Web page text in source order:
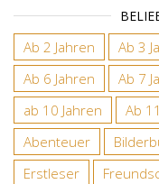
Ab 2 Jahren Ab 3
Ab 6 Jahren
Ab 7
ab 10 Jahren
Ab
Abenteuer
Erstleser